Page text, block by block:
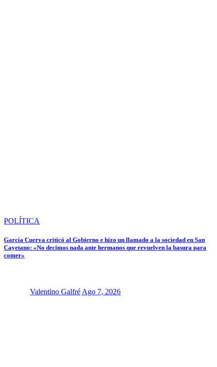
POLÍTICA
García Cuerva criticó al Gobierno e hizo un llamado a la sociedad en San
Cayetano: «No decimos nada ante hermanos que revuelven la basura para
comer»
Valentino GalfréAgo 7, 2026